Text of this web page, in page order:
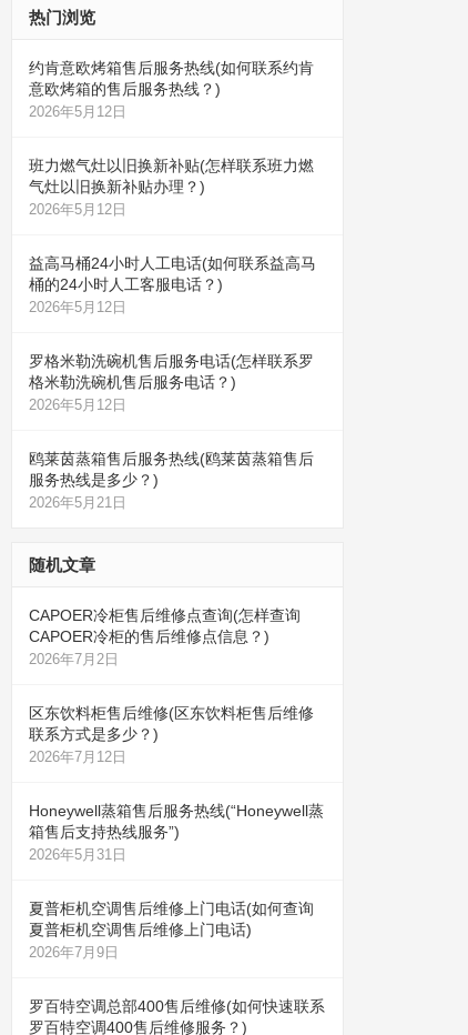
热门浏览
约肯意欧烤箱售后服务热线(如何联系约肯
意欧烤箱的售后服务热线？)
2026年5月12日
班力燃气灶以旧换新补贴(怎样联系班力燃
气灶以旧换新补贴办理？)
2026年5月12日
益高马桶24小时人工电话(如何联系益高马
桶的24小时人工客服电话？)
2026年5月12日
罗格米勒洗碗机售后服务电话(怎样联系罗
格米勒洗碗机售后服务电话？)
2026年5月12日
鸥莱茵蒸箱售后服务热线(鸥莱茵蒸箱售后
服务热线是多少？)
2026年5月21日
随机文章
CAPOER冷柜售后维修点查询(怎样查询
CAPOER冷柜的售后维修点信息？)
2026年7月2日
区东饮料柜售后维修(区东饮料柜售后维修
联系方式是多少？)
2026年7月12日
Honeywell蒸箱售后服务热线(“Honeywell蒸
箱售后支持热线服务”)
2026年5月31日
夏普柜机空调售后维修上门电话(如何查询
夏普柜机空调售后维修上门电话)
2026年7月9日
罗百特空调总部400售后维修(如何快速联系
罗百特空调400售后维修服务？)